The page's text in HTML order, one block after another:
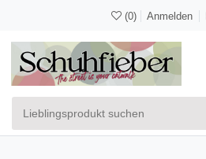
(0) Anmelden